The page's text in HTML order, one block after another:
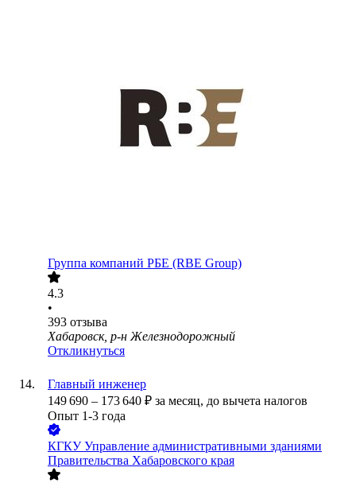
Группа компаний РБЕ (RBE Group)
4.3
•
393 отзыва
Хабаровск, р-н Железнодорожный
Откликнуться
Главный инженер
149 690 – 173 640 ₽ за месяц, до вычета налогов
Опыт 1-3 года
КГКУ Управление административными зданиями
Правительства Хабаровского края